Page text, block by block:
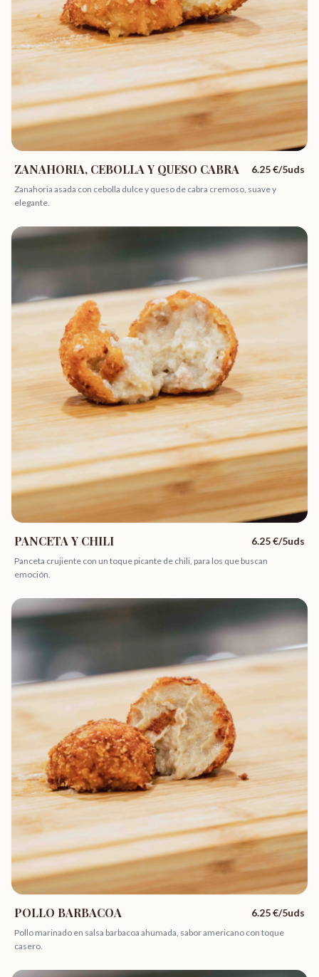
ZANAHORIA, CEBOLLA Y QUESO CABRA 6.25€/5uds
Zanahoria asada con cebolla dulce y queso de cabra cremoso, suave y
elegante.
PANCETA Y CHILI 6.25€/5uds
Panceta crujiente con un toque picante de chili, para los que buscan
emoción.
POLLO BARBACOA 6.25€/5uds
Pollo marinado en salsa barbacoa ahumada, sabor americano con toque
casero.